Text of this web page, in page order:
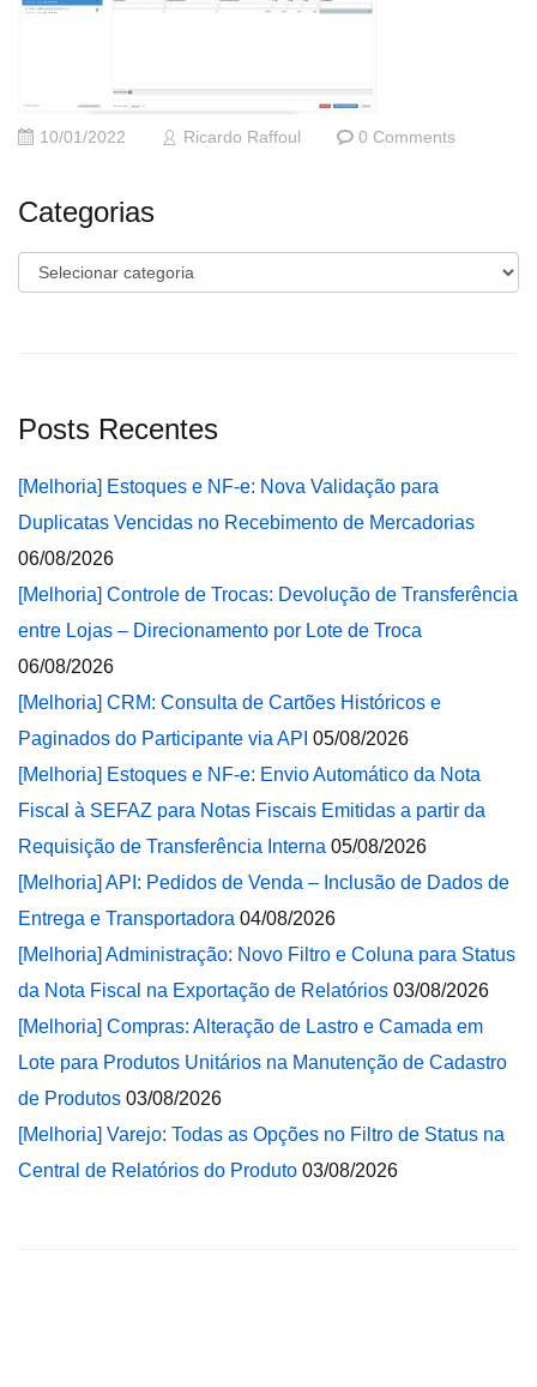
10/01/2022 Ricardo Raffoul 0 Comments
Categorias
Categorias
Posts Recentes
[Melhoria] Estoques e NF-e: Nova Validação para
Duplicatas Vencidas no Recebimento de Mercadorias
06/08/2026
[Melhoria] Controle de Trocas: Devolução de Transferência
entre Lojas – Direcionamento por Lote de Troca
06/08/2026
[Melhoria] CRM: Consulta de Cartões Históricos e
Paginados do Participante via API 05/08/2026
[Melhoria] Estoques e NF-e: Envio Automático da Nota
Fiscal à SEFAZ para Notas Fiscais Emitidas a partir da
Requisição de Transferência Interna 05/08/2026
[Melhoria] API: Pedidos de Venda – Inclusão de Dados de
Entrega e Transportadora 04/08/2026
[Melhoria] Administração: Novo Filtro e Coluna para Status
da Nota Fiscal na Exportação de Relatórios 03/08/2026
[Melhoria] Compras: Alteração de Lastro e Camada em
Lote para Produtos Unitários na Manutenção de Cadastro
de Produtos 03/08/2026
[Melhoria] Varejo: Todas as Opções no Filtro de Status na
Central de Relatórios do Produto 03/08/2026